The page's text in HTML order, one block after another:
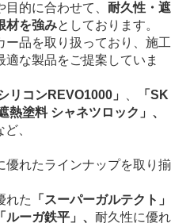
的に合わせて、 耐久性・遮
材を強みとしております。
ー品を取り扱っており、施工
な製品をご提案していま
リコンREVO1000」
「SK
遮熱塗料 シャネツロック」、
ど、
優れたラインナップを取り揃
れた
「スーパーガルテクト」
「ルーガ鉄平」、 耐久性に優れ